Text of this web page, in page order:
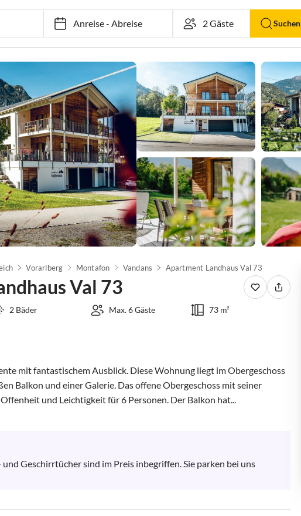
Anreise-Abreise Suchen
Vorarlberg Montafon Vandans Apartment Landhaus Val 73
Val 73
2 Bäder Max. 6 Gäste 73 m²
mit fantastischem Ausblick. Diese Wohnung liegt im Obergeschoss
Balkon und einer Galerie. Das offene Obergeschoss mit seiner
und Leichtigkeit für 6 Personen. Der Balkon hat...
Geschirrtücher sind im Preis inbegriffen. Sie parken bei uns